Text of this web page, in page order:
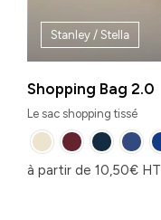
Stanley / Stella
Shopping Bag 2.0
Le sac shopping tissé
à partir de 10,50€ HT